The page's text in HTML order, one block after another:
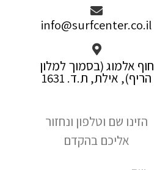
info@surfcenter.co.il
חוף אלמוג (בסמוך למלון
הריף), אילת, ת.ד. 1631
הזינו שם וטלפון ונחזור
אליכם בהקדם